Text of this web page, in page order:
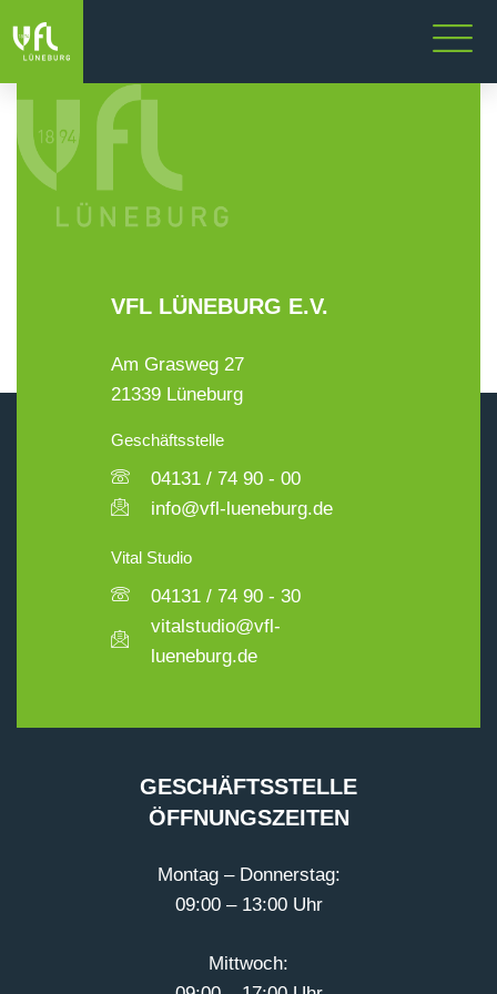
VFL LÜNEBURG E.V.
Am Grasweg 27
21339 Lüneburg
Geschäftsstelle
04131 / 74 90 - 00
info@vfl-lueneburg.de
Vital Studio
04131 / 74 90 - 30
vitalstudio@vfl-
lueneburg.de
GESCHÄFTSSTELLE
ÖFFNUNGSZEITEN
Montag – Donnerstag:
09:00 – 13:00 Uhr
Mittwoch: